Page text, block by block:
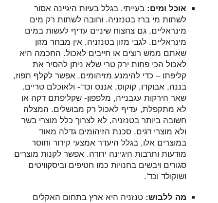
אוכל ומים: בעייתי. בגלל בעיות היגיינה אסור
לשתות מי ברז בטנזניה. וחובה לשתות רק מים
מינראליים. גם צחצוח שיניים עדיף לעשות במים
מינראליים. לגבי מזון בטנזניה, אין מבחר מזון
שאתם ממש רוצים או חייבים לאכול. החכמה היא
לאכול הכי פחות ירק טרי שלא ניתן להסיר את
קליפתו – כדי להימנע מזיהומים. אפשר לקלף תפוז,
בננה, אבוקדו, קוקוס, אננס וכד'- ולאוכלם טריים.
שאר הירקות עגבנייה, מלפפון- שקליפתם דקה או
לא מתקפלת, עדיף לאכול רק מבושלים. המצלה
חשובה ביותר בטנזניה, לא לצרוך כלל מוצרי בשר
ולא מוצרי דגים. סכנת הזיהומים גדלה מאוד
במוצרים אלו, בגלל היעדר אמצעי קירור וחוסר
מודעות ותרבות היגיינה ירודה. אפשר לקנות מוצרים
סגורים ויבשים בחנויות כמו חטיפים וביסקוויטים
ושוקולד וכד'.
מה ללבוש: טנזניה היא ארץ בתחום האקלים